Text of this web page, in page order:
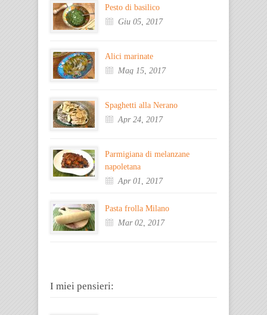
Pesto di basilico
Giu 05, 2017
Alici marinate
Mag 15, 2017
Spaghetti alla Nerano
Apr 24, 2017
Parmigiana di melanzane
napoletana
Apr 01, 2017
Pasta frolla Milano
Mar 02, 2017
I miei pensieri: